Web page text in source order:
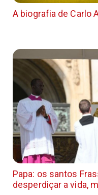
A biografia de Carlo
Papa: os santos
desperdiçar a vida,